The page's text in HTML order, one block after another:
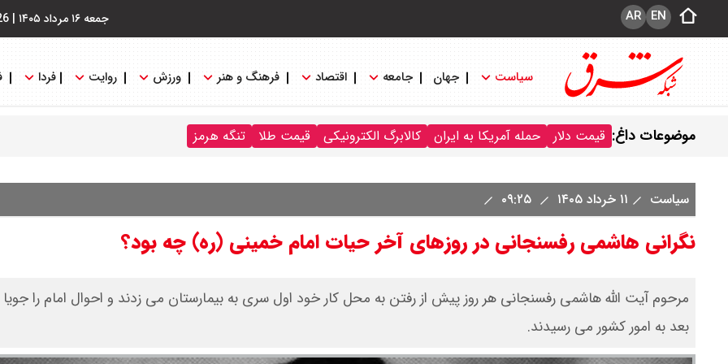
جمعه ۱۶ مرداد ۱۴۰۵ | EN
AR
سیاست جهان جامعه اقتصاد فرهنگ و هنر ورزش روایت فردا
موضوعات داغ: قیمت دلار حمله آمریکا به ایران کالابرگ الکترونیکی قیمت طلا تنگه هرمز
سیاست ۱۱ خرداد ۱۴۰۵
نگرانی هاشمی رفسنجانی در روزهای آخر حیات امام خمینی (ره) چه بود؟
مرحوم آیت الله هاشمی رفسنجانی هر روز پیش از رفتن به محل کار خود اول سری به بیمارستان می زدند و احوال امام را
بعد به امور کشور می رسیدند.